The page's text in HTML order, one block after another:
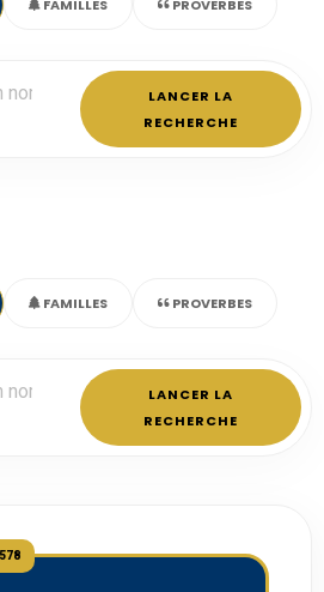
FAMILLES PROVERBES
LANCER LA
RECHERCHE
FAMILLES PROVERBES
LANCER LA
RECHERCHE